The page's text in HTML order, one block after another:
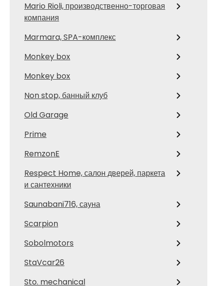
Mario Rioli, производственно-торговая
компания
Marmara, SPA-комплекс
Monkey box
Monkey box
Non stop, банный клуб
Old Garage
Prime
RemzonE
Respect Home, салон дверей, паркета
и сантехники
Saunabani716, сауна
Scarpion
Sobolmotors
StaVcar26
Sto. mechanical